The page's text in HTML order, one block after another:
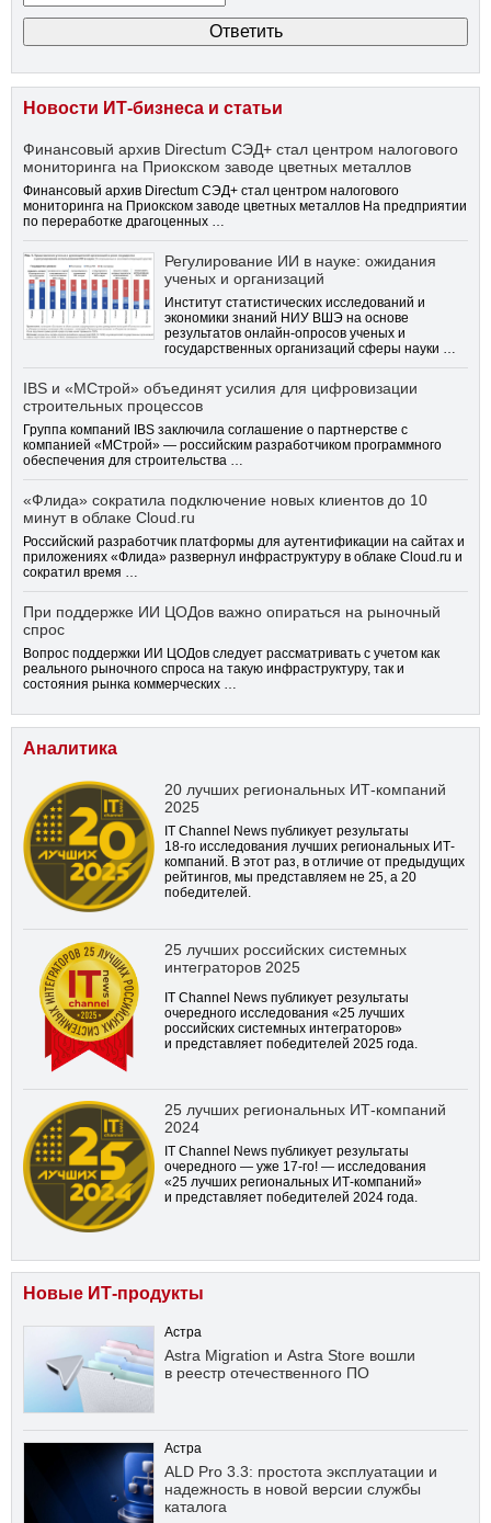
Новости ИТ-бизнеса и статьи
Финансовый архив Directum СЭД+ стал центром налогового
мониторинга на Приокском заводе цветных металлов
Финансовый архив Directum СЭД+ стал центром налогового
мониторинга на Приокском заводе цветных металлов На предприятии
по переработке драгоценных …
Регулирование ИИ в науке: ожидания
ученых и организаций
Институт статистических исследований и
экономики знаний НИУ ВШЭ на основе
результатов онлайн-опросов ученых и
государственных организаций сферы науки …
IBS и «МСтрой» объединят усилия для цифровизации
строительных процессов
Группа компаний IBS заключила соглашение о партнерстве с
компанией «МСтрой» — российским разработчиком программного
обеспечения для строительства …
«Флида» сократила подключение новых клиентов до 10
минут в облаке Cloud.ru
Российский разработчик платформы для аутентификации на сайтах и
приложениях «Флида» развернул инфраструктуру в облаке Cloud.ru и
сократил время …
При поддержке ИИ ЦОДов важно опираться на рыночный
спрос
Вопрос поддержки ИИ ЦОДов следует рассматривать с учетом как
реального рыночного спроса на такую инфраструктуру, так и
состояния рынка коммерческих …
Аналитика
20 лучших региональных ИТ-компаний
2025
IT Channel News публикует результаты
18-го исследования лучших региональных ИТ-
компаний. В этот раз, в отличие от предыдущих
рейтингов, мы представляем не 25, а 20
победителей.
25 лучших российских системных
интеграторов 2025
IT Channel News публикует результаты
очередного исследования «25 лучших
российских системных интеграторов»
и представляет победителей 2025 года.
25 лучших региональных ИТ-компаний
2024
IT Channel News публикует результаты
очередного — уже 17-го! — исследования
«25 лучших региональных ИТ-компаний»
и представляет победителей 2024 года.
Новые ИТ-продукты
Астра
Astra Migration и Astra Store вошли
в реестр отечественного ПО
Астра
ALD Pro 3.3: простота эксплуатации и
надежность в новой версии службы
каталога